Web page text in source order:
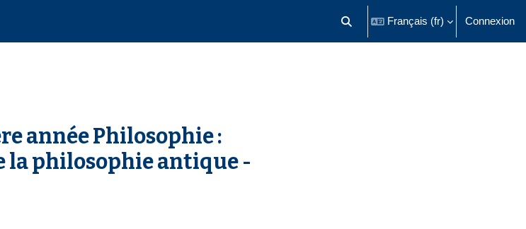
Activer/désactiver la saisie de
Français ‎(fr)‎ Connexion
année Philosophie :
la philosophie antique -